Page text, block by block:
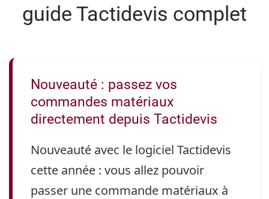
guide Tactidevis complet
Nouveauté : passez vos
commandes matériaux
directement depuis Tactidevis
Nouveauté avec le logiciel Tactidevis
cette année : vous allez pouvoir
passer une commande matériaux à